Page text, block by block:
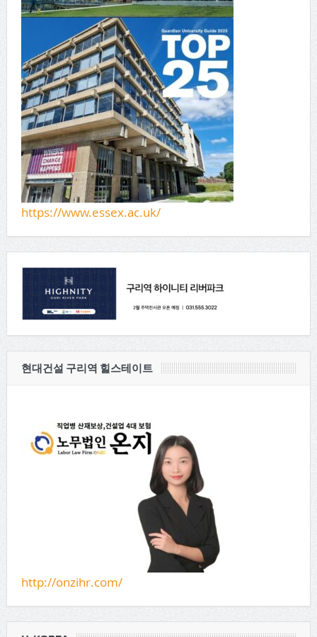
https://www.essex.ac.uk/
현대건설 구리역 힐스테이트
http://onzihr.com/